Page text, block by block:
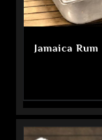
Jamaica Rum